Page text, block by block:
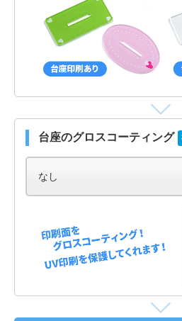
台座のグロスコーティング